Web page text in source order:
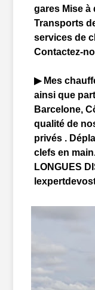
gares Mise
Transports
services de
Contactez-
▶ Mes
ainsi que
Barcelone,
qualité de
privés .
clefs en
LONGUES